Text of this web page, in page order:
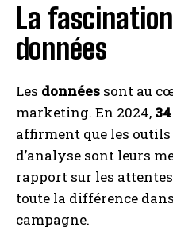
La
données
Les données sont au
marketing. En 2024, 34
affirment que les outils
d’analyse sont leurs
rapport sur les
toute la différence dans
campagne.